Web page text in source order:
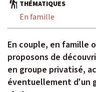
THÉMATIQUES
En famille
En couple, en famille
proposons de
en groupe privatisé,
éventuellement d'un